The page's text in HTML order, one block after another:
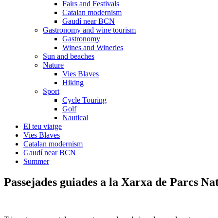
Fairs and Festivals
Catalan modernism
Gaudí near BCN
Gastronomy and wine tourism
Gastronomy
Wines and Wineries
Sun and beaches
Nature
Vies Blaves
Hiking
Sport
Cycle Touring
Golf
Nautical
El teu viatge
Vies Blaves
Catalan modernism
Gaudí near BCN
Summer
Passejades guiades a la Xarxa de Parcs